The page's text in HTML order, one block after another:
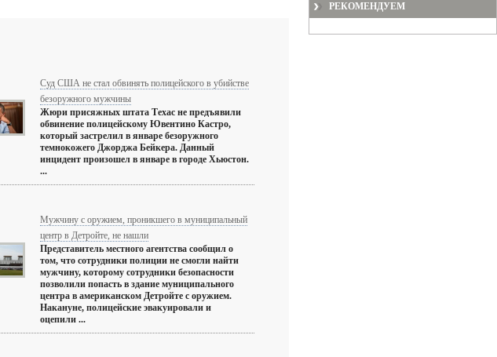
Суд США не стал обвинять полицейского в убийстве
безоружного мужчины
Жюри присяжных штата Техас не предъявили
обвинение полицейскому Ювентино Кастро,
который застрелил в январе безоружного
темнокожего Джорджа Бейкера. Данный
инцидент произошел в январе в городе Хьюстон.
...
Мужчину с оружием, проникшего в муниципальный
центр в Детройте, не нашли
Представитель местного агентства сообщил о
том, что сотрудники полиции не смогли найти
мужчину, которому сотрудники безопасности
позволили попасть в здание муниципального
центра в американском Детройте с оружием.
Накануне, полицейские эвакуировали и
оцепили ...
РЕКОМЕНДУЕМ